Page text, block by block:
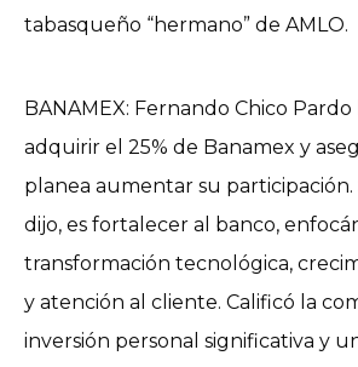
tabasqueño “hermano” de AMLO.
BANAMEX: Fernando Chico
adquirir el 25% de Banamex y
planea aumentar su
dijo, es fortalecer al banco,
transformación tecnológica,
y atención al cliente. Calificó la
inversión personal significativa y